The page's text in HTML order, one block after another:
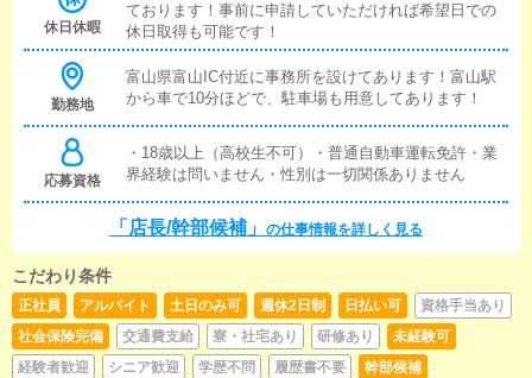
休日休暇
ております！事前に申請していただければ希望日での
休日取得も可能です！
勤務地
富山県富山IC付近に事務所を設けてあります！富山駅
から車で10分ほどで、駐車場も用意してあります！
応募資格
・18歳以上（高校生不可）・普通自動車運転免許・業
界経験は問いません・性別は一切関係ありません
「店長/幹部候補」 の仕事情報を詳しく見る
こだわり条件
正社員 アルバイト 土日のみ可 週休2日制 日払い可
資格手当あり
社会保険完備
交通費支給 寮・社宅あり 研修あり
未経験可
経験者歓迎
シニア歓迎 学歴不問 履歴書不要
幹部候補